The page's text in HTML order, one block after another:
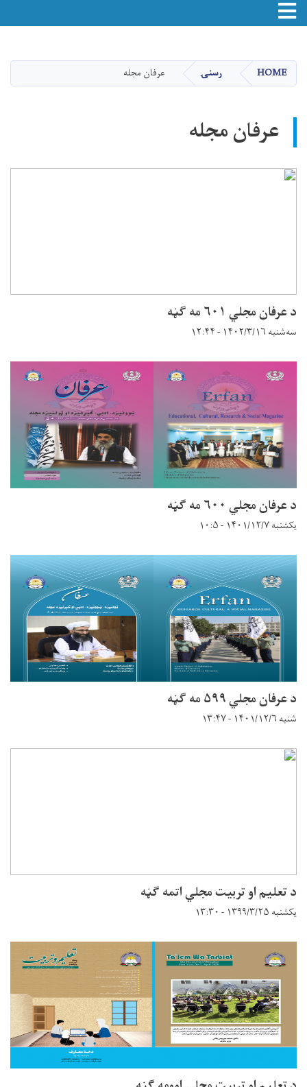
دانګل
Toggle navigation
HOME رسنۍ عرفان مجله
عرفان مجله
د عرفان مجلي ۶۰۱ مه ګڼه
سه‌شنبه ۱۴۰۲/۳/۱۶ - ۱۲:۴۴
د عرفان مجلي ۶۰۰ مه ګڼه
یکشنبه ۱۴۰۱/۱۲/۷ - ۱۰:۵
د عرفان مجلي ۵۹۹ مه ګڼه
شنبه ۱۴۰۱/۱۲/۶ - ۱۳:۴۷
د تعلیم او تربیت مجلي اتمه ګڼه
یکشنبه ۱۳۹۹/۳/۲۵ - ۱۳:۳۰